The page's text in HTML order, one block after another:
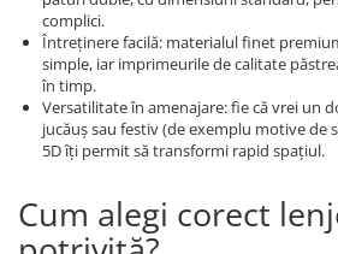
complici.
Întreţinere facilă: materialul finet
simple, iar imprimeurile de calitate
în timp.
Versatilitate în amenajare: fie că vrei un
jucăuş sau festiv (de exemplu motive de
5D îţi permit să transformi rapid spaţiul.
Cum alegi corect